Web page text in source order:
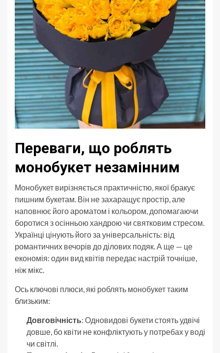
Переваги, що роблять
монобукет незамінним
Монобукет вирізняється практичністю, якої бракує
пишним букетам. Він не захаращує простір, але
наповнює його ароматом і кольором, допомагаючи
боротися з осінньою хандрою чи святковим стресом.
Українці цінують його за універсальність: від
романтичних вечорів до ділових подяк. А ще — це
економія: один вид квітів передає настрій точніше,
ніж мікс.
Ось ключові плюси, які роблять монобукет таким
близьким:
Довговічність: Одновидові букети стоять удвічі
довше, бо квіти не конфліктують у потребах у воді
чи світлі.